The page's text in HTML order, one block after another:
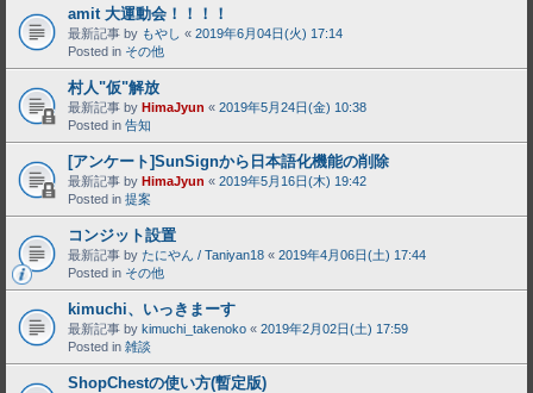
amit 大運動会！！！！
最新記事 by もやし « 2019年6月04日(火) 17:14
Posted in その他
村人"仮"解放
最新記事 by HimaJyun « 2019年5月24日(金) 10:38
Posted in 告知
[アンケート]SunSignから日本語化機能の削除
最新記事 by HimaJyun « 2019年5月16日(木) 19:42
Posted in 提案
コンジット設置
最新記事 by たにやん / Taniyan18 « 2019年4月06日(土) 17:44
Posted in その他
kimuchi、いっきまーす
最新記事 by kimuchi_takenoko « 2019年2月02日(土) 17:59
Posted in 雑談
ShopChestの使い方(暫定版)